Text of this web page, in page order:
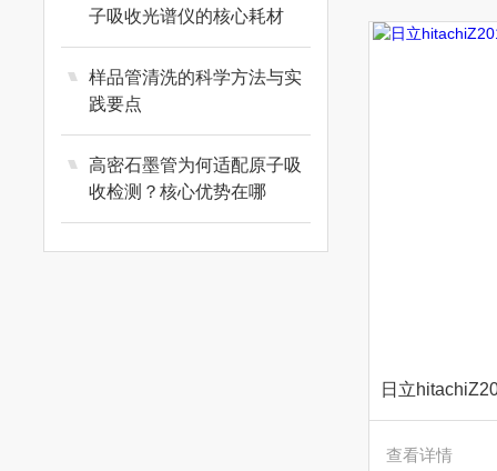
子吸收光谱仪的核心耗材
样品管清洗的科学方法与实
践要点
高密石墨管为何适配原子吸
收检测？核心优势在哪
查看详情